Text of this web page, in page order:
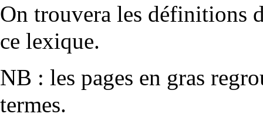
On trouvera les définitions
ce lexique.
NB : les pages en gras
termes.